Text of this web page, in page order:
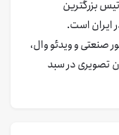
بزرگترین
ایران است.
صنعتی و ویدئو وال،
تصویری در سبد